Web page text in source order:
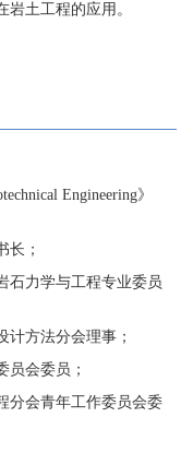
土工程的应用。
Engineering》
长；
石力学与工程专业委员
计方法分会理事；
员会委员；
分会青年工作委员会委